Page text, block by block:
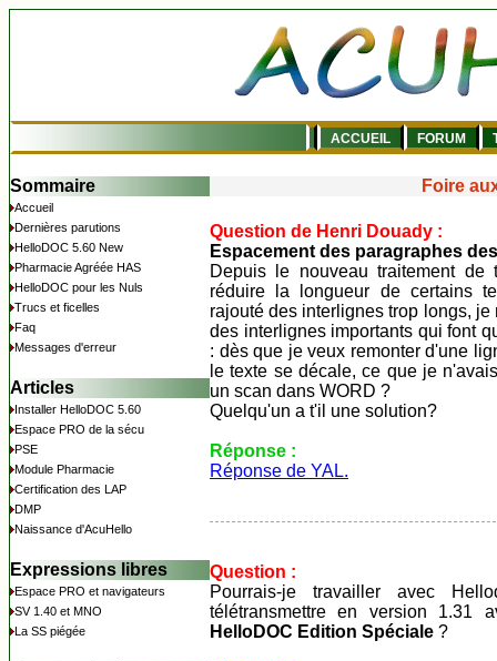
ACCUEIL FORUM
Sommaire
Accueil
Dernières parutions
HelloDOC 5.60 New
Pharmacie Agréée HAS
HelloDOC pour les Nuls
Trucs et ficelles
Faq
Messages d'erreur
Articles
Installer HelloDOC 5.60
Espace PRO de la sécu
PSE
Module Pharmacie
Certification des LAP
DMP
Naissance d'AcuHello
Expressions libres
Espace PRO et navigateurs
SV 1.40 et MNO
La SS piégée
Foire
Question de Henri Douady :
Espacement des paragraphes
Depuis le nouveau traitement
réduire la longueur de certains
rajouté des interlignes trop longs,
des interlignes importants qui font
: dès que je veux remonter d'une
le texte se décale, ce que je
un scan dans WORD ?
Quelqu'un a t'il une solution?
Réponse :
Réponse de YAL.
Question :
Pourrais-je travailler avec
télétransmettre en version 1.31
HelloDOC Edition Spéciale ?